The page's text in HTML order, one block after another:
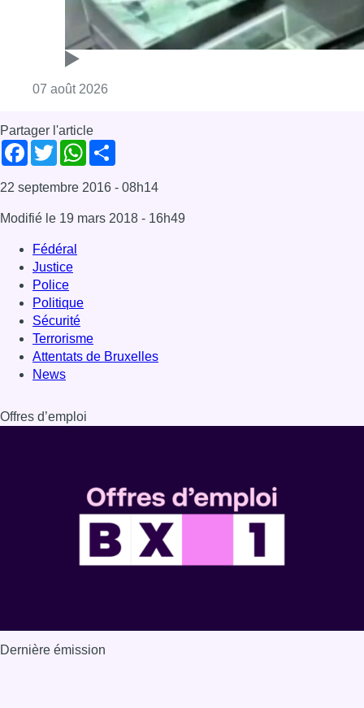
07 août 2026
Partager l'article
Facebook
TwitterWhatsApp
22 septembre 2016 - 08h14
Modifié le 19 mars 2018 - 16h49
Fédéral
Justice
Police
Politique
Sécurité
Terrorisme
Attentats de Bruxelles
News
Offres d’emploi
Dernière émission